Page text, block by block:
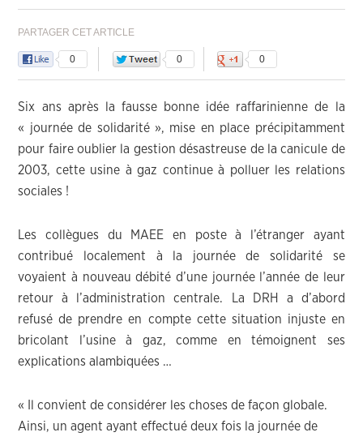
PARTAGER CET ARTICLE
0 0 0
Six ans après la fausse bonne idée raffarinienne de la
« journée de solidarité », mise en place précipitamment
pour faire oublier la gestion désastreuse de la canicule de
2003, cette usine à gaz continue à polluer les relations
sociales !
Les collègues du MAEE en poste à l’étranger ayant
contribué localement à la journée de solidarité se
voyaient à nouveau débité d’une journée l’année de leur
retour à l’administration centrale. La DRH a d’abord
refusé de prendre en compte cette situation injuste en
bricolant l’usine à gaz, comme en témoignent ses
explications alambiquées …
« Il convient de considérer les choses de façon globale.
Ainsi, un agent ayant effectué deux fois la journée de